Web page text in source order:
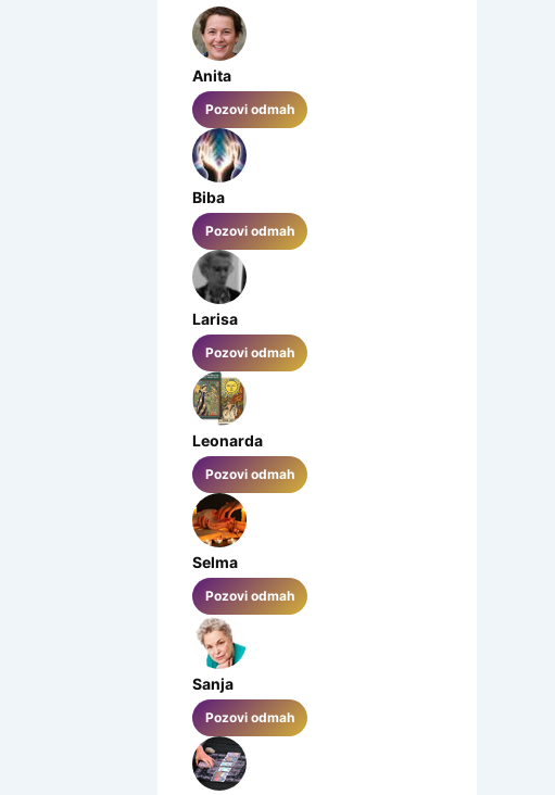
Anita
Pozovi odmah
Biba
Pozovi odmah
Larisa
Pozovi odmah
Leonarda
Pozovi odmah
Selma
Pozovi odmah
Sanja
Pozovi odmah